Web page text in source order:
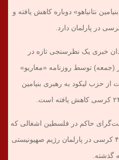
نتانیاهو» دوباره کاهش یافته و
خبری یک نظرسنجی تازه در
توسط روزنامه «معاریو»
حزب لیکود به رهبری بنیامین
حاکم در فلسطین اشغالی که
نتانیاهو آن را رهبری می‌کند، تنها ۴۸ کرسی در پارلمان رژیم صهیونیستی
گذشته.